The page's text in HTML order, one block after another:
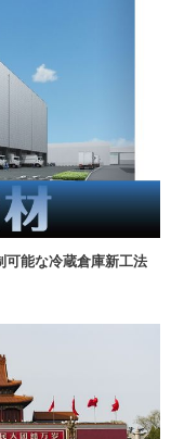
可能な冷蔵倉庫新工法